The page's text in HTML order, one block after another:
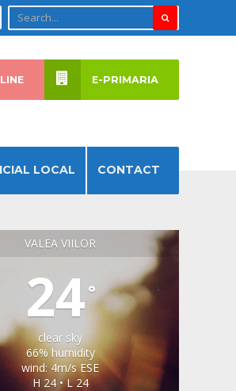
LOCAL CONTACT
E-PRIMARIA
VALEA VIILOR
24°
clear sky
66% humidity
wind: 4m/s ESE
H 24 • L 24